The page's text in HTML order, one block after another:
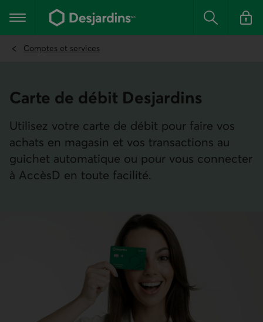
contenu
Menu principal Rechercher
Se
Comptes et services
Carte de débit Desjardins
Utilisez votre carte de débit pour faire vos
achats en magasin et vos transactions au
guichet automatique ou pour vous connecter
à AccèsD en toute facilité.